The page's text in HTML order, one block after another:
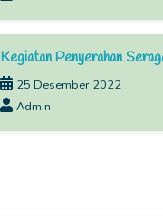
Kegiatan Penyerahan
25 Desember 2022
Admin